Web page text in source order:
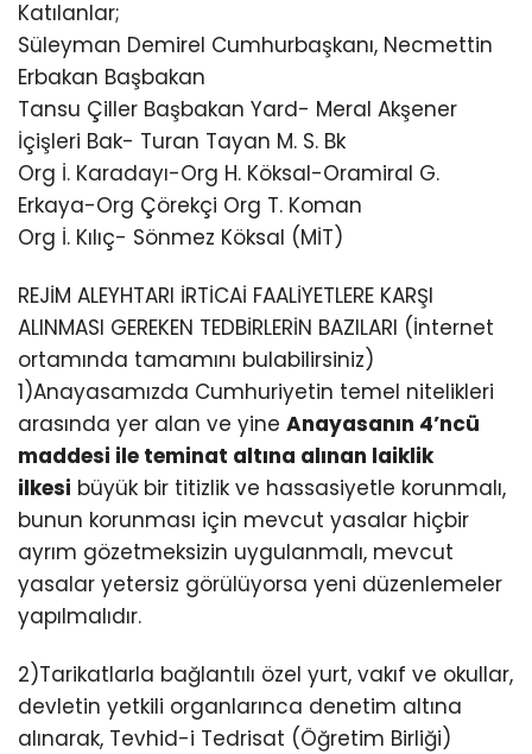
Katılanlar;
Süleyman Demirel Cumhurbaşkanı, Necmettin
Erbakan Başbakan
Tansu Çiller Başbakan Yard- Meral Akşener
İçişleri Bak- Turan Tayan M. S. Bk
Org İ. Karadayı-Org H. Köksal-Oramiral G.
Erkaya-Org Çörekçi Org T. Koman
Org İ. Kılıç- Sönmez Köksal (MİT)
REJİM ALEYHTARI İRTİCAİ FAALİYETLERE KARŞI
ALINMASI GEREKEN TEDBİRLERİN BAZILARI (İnternet
ortamında tamamını bulabilirsiniz)
1)Anayasamızda Cumhuriyetin temel nitelikleri
arasında yer alan ve yine Anayasanın 4’ncü
maddesi ile teminat altına alınan laiklik
ilkesi büyük bir titizlik ve hassasiyetle korunmalı,
bunun korunması için mevcut yasalar hiçbir
ayrım gözetmeksizin uygulanmalı, mevcut
yasalar yetersiz görülüyorsa yeni düzenlemeler
yapılmalıdır.
2)Tarikatlarla bağlantılı özel yurt, vakıf ve okullar,
devletin yetkili organlarınca denetim altına
alınarak, Tevhid-i Tedrisat (Öğretim Birliği)